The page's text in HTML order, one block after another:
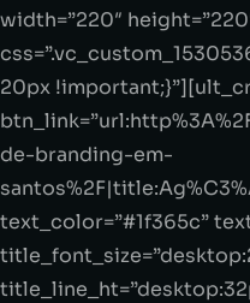
width=”220″
20px
de-branding-em-
text_color=”#1f365c”